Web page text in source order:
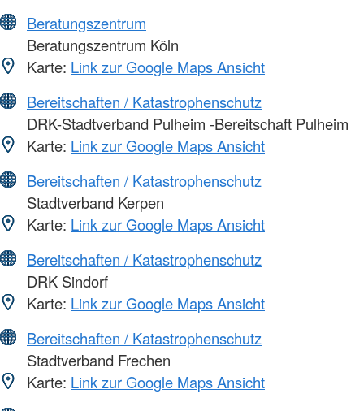
Beratungszentrum
Beratungszentrum Köln
Karte: Link zur Google Maps Ansicht
Bereitschaften / Katastrophenschutz
DRK-Stadtverband Pulheim -Bereitschaft Pulheim
Karte: Link zur Google Maps Ansicht
Bereitschaften / Katastrophenschutz
Stadtverband Kerpen
Karte: Link zur Google Maps Ansicht
Bereitschaften / Katastrophenschutz
DRK Sindorf
Karte: Link zur Google Maps Ansicht
Bereitschaften / Katastrophenschutz
Stadtverband Frechen
Karte: Link zur Google Maps Ansicht